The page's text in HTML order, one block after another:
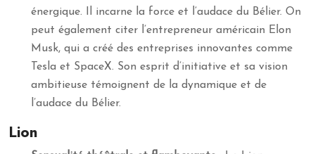
énergique. Il incarne la force et l’audace du Bélier. On
peut également citer l’entrepreneur américain Elon
Musk, qui a créé des entreprises innovantes comme
Tesla et SpaceX. Son esprit d’initiative et sa vision
ambitieuse témoignent de la dynamique et de
l’audace du Bélier.
Lion